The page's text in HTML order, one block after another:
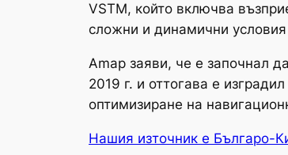
VSTM, който включва
сложни и динамични
Amap заяви, че е започнал
2019 г. и оттогава е
оптимизиране на
Нашия източник е Българо-